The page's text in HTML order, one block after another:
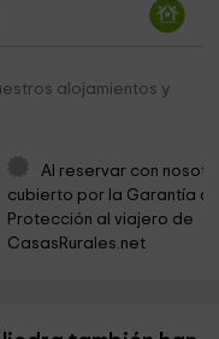
3,3 km
4,2 km
alojamientos y
Al reservar con
cubierto por la Garantía
Protección al viajero de
CasasRurales.net